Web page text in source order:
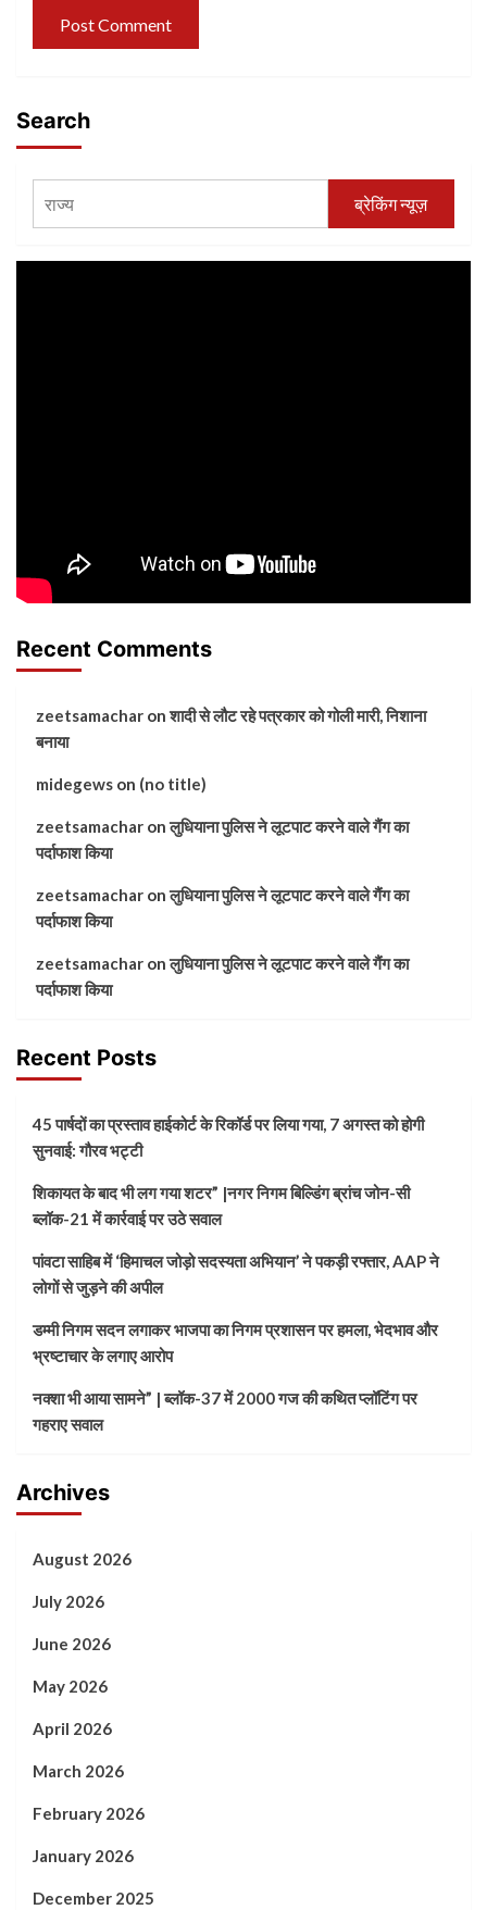
Search
ब्रेकिंग न्यूज़
Recent Comments
zeetsamachar onशादी से लौट रहे पत्रकार को गोली मारी, निशाना
बनाया
midegews on (no title)
zeetsamachar onलुधियाना पुलिस ने लूटपाट करने वाले गैंग का
पर्दाफाश किया
zeetsamachar onलुधियाना पुलिस ने लूटपाट करने वाले गैंग का
पर्दाफाश किया
zeetsamachar onलुधियाना पुलिस ने लूटपाट करने वाले गैंग का
पर्दाफाश किया
Recent Posts
45 पार्षदों का प्रस्ताव हाईकोर्ट के रिकॉर्ड पर लिया गया, 7 अगस्त को होगी
सुनवाई: गौरव भट्टी
शिकायत के बाद भी लग गया शटर” |नगर निगम बिल्डिंग ब्रांच जोन-सी
ब्लॉक-21 में कार्रवाई पर उठे सवाल
पांवटा साहिब में ‘हिमाचल जोड़ो सदस्यता अभियान’ ने पकड़ी रफ्तार, AAP ने
लोगों से जुड़ने की अपील
डम्मी निगम सदन लगाकर भाजपा का निगम प्रशासन पर हमला, भेदभाव और
भ्रष्टाचार के लगाए आरोप
नक्शा भी आया सामने” | ब्लॉक-37 में 2000 गज की कथित प्लॉटिंग पर
गहराए सवाल
Archives
August 2026
July 2026
June 2026
May 2026
April 2026
March 2026
February 2026
January 2026
December 2025